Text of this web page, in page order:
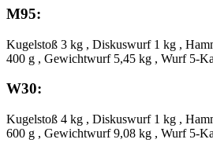
M95:
Kugelstoß 3 kg , Diskuswurf 1 kg ,
400 g , Gewichtwurf 5,45 kg , Wurf 5-
W30:
Kugelstoß 4 kg , Diskuswurf 1 kg ,
600 g , Gewichtwurf 9,08 kg , Wurf 5-